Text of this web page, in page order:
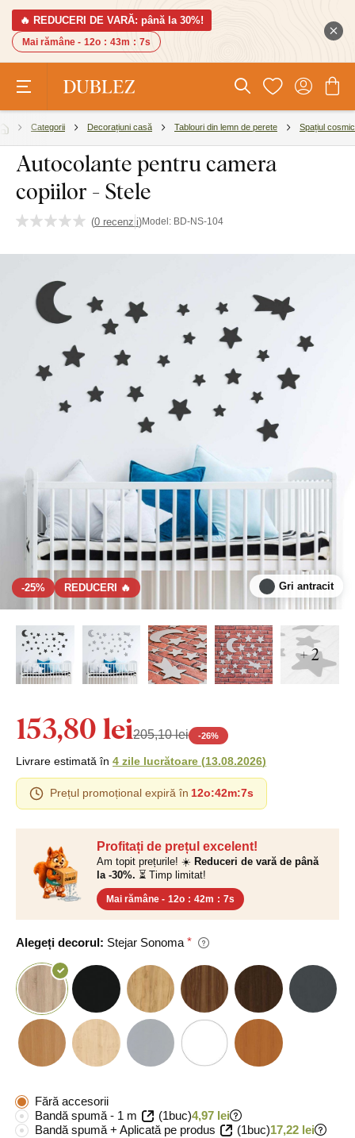
🔥 REDUCERI DE VARĂ: până la 30%!
Mai rămâne - 12o : 43m : 6s
Categorii Decorațiuni casă Tablouri din lemn de perete Spațiul cosmic
Autocolante pentru camera
copiilor - Stele
(0 recenzii)Model: BD-NS-104
-25% REDUCERI 🔥 Gri antracit
+ 2
Profitați de prețul excelent!
Am topit prețurile! ☀️ Reduceri de vară de până
la -30%. ⏳ Timp limitat!
Mai rămâne - 12o : 42m : 6s
Alegeți decorul: Stejar Sonoma
153,80 lei205,10 lei -26%
Livrare estimată în 4 zile lucrătoare (13.08.2026)
Prețul promoțional expiră în 12o:42m:6s
Fără accesorii
Bandă spumă - 1 m
(1buc)4,97 lei
Bandă spumă + Aplicată pe produs
(1buc)17,22 lei